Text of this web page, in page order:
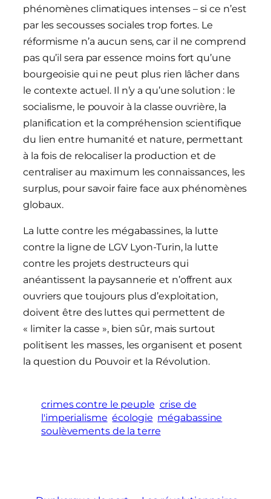
phénomènes climatiques intenses – si ce n’est
par les secousses sociales trop fortes. Le
réformisme n’a aucun sens, car il ne comprend
pas qu’il sera par essence moins fort qu’une
bourgeoisie qui ne peut plus rien lâcher dans
le contexte actuel. Il n’y a qu’une solution : le
socialisme, le pouvoir à la classe ouvrière, la
planification et la compréhension scientifique
du lien entre humanité et nature, permettant
à la fois de relocaliser la production et de
centraliser au maximum les connaissances, les
surplus, pour savoir faire face aux phénomènes
globaux.
La lutte contre les mégabassines, la lutte
contre la ligne de LGV Lyon-Turin, la lutte
contre les projets destructeurs qui
anéantissent la paysannerie et n’offrent aux
ouvriers que toujours plus d’exploitation,
doivent être des luttes qui permettent de
« limiter la casse », bien sûr, mais surtout
politisent les masses, les organisent et posent
la question du Pouvoir et la Révolution.
crimes contre le peuple crise de
l'imperialisme écologie mégabassine
soulèvements de la terre